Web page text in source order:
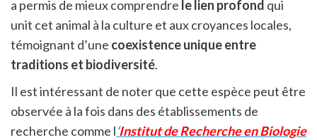
a permis de mieux comprendre le lien profond qui
unit cet animal à la culture et aux croyances locales,
témoignant d’une coexistence unique entre
traditions et biodiversité.
Il est intéressant de noter que cette espèce peut être
observée à la fois dans des établissements de
recherche comme l‘Institut de Recherche en Biologie